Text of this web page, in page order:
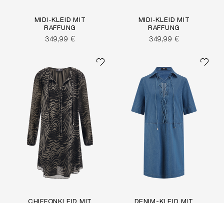
MIDI-KLEID MIT
RAFFUNG
349,99 €
MIDI-KLEID MIT
RAFFUNG
349,99 €